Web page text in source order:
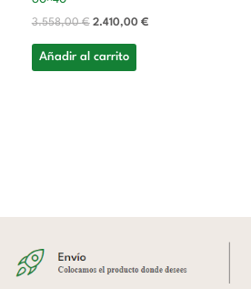
3.558,00€ 2.410,00 €
Añadir al carrito